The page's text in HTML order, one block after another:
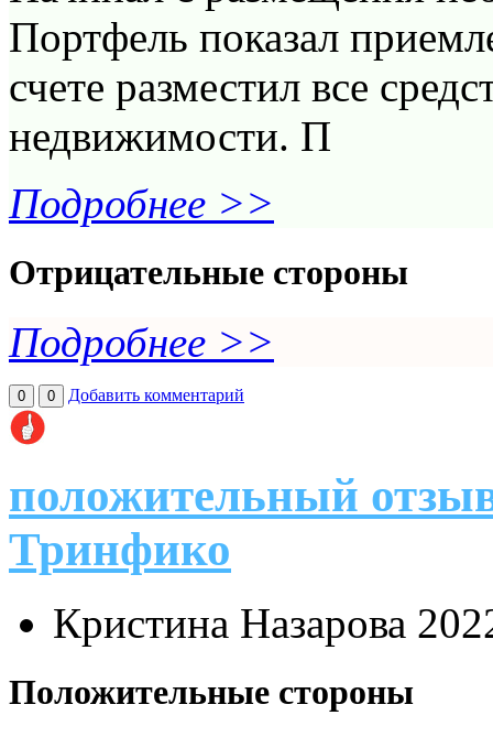
Портфель показал
счете разместил все
недвижимости. П
Подробнее >>
Отрицательные стороны
Подробнее >>
0 0 Добавить комментарий
положительный
Тринфико
Кристина Назарова
Положительные стороны